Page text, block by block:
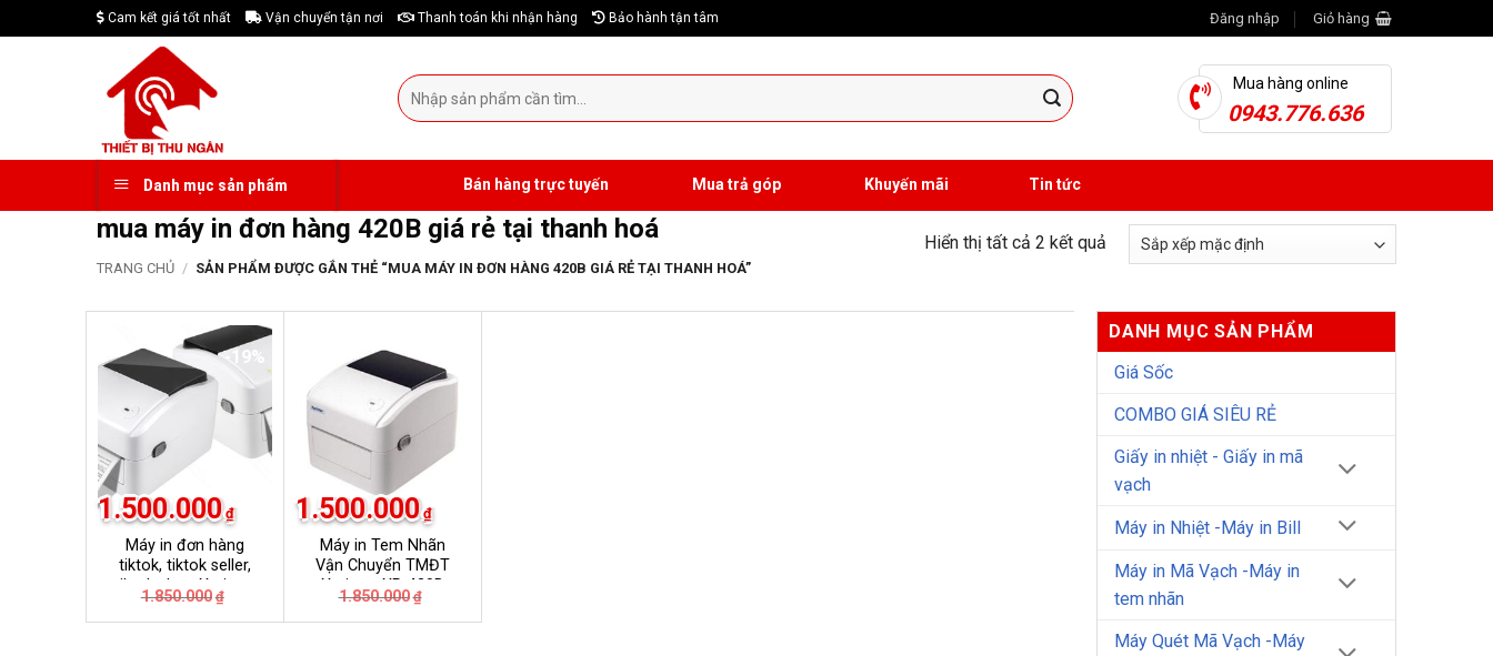
to
Cam kết giá tốt nhất Vận chuyển tận nơi Thanh toán khi nhận hàng Bảo hành tận tâm Đăng nhập Giỏ hàng
Tìm
kiếm:
Mua hàng online
0943.776.636
Danh mục sản phẩm Bán hàng trực tuyến Mua trả góp Khuyến mãi Tin tức
mua máy in đơn hàng 420B giá rẻ tại thanh hoá
TRANG CHỦ / SẢN PHẨM ĐƯỢC GẮN THẺ “MUA MÁY IN ĐƠN HÀNG 420B GIÁ RẺ TẠI THANH HOÁ”
Hiển thị tất cả 2 kết quả
-19%
Máy in đơn hàng
tiktok, tiktok seller,
tiktok shop Xprinter
420B
1.850.000 ₫
là:
1.500.000 ₫
tại
-19%
Máy in Tem Nhãn
Vận Chuyển TMĐT
Xprinter XP-420B
1.850.000 ₫
là:
1.500.000 ₫
tại
DANH MỤC SẢN PHẨM
Giá Sốc
COMBO GIÁ SIÊU RẺ
Giấy in nhiệt - Giấy in mã
vạch
Máy in Nhiệt -Máy in Bill
Máy in Mã Vạch -Máy in
tem nhãn
Máy Quét Mã Vạch -Máy